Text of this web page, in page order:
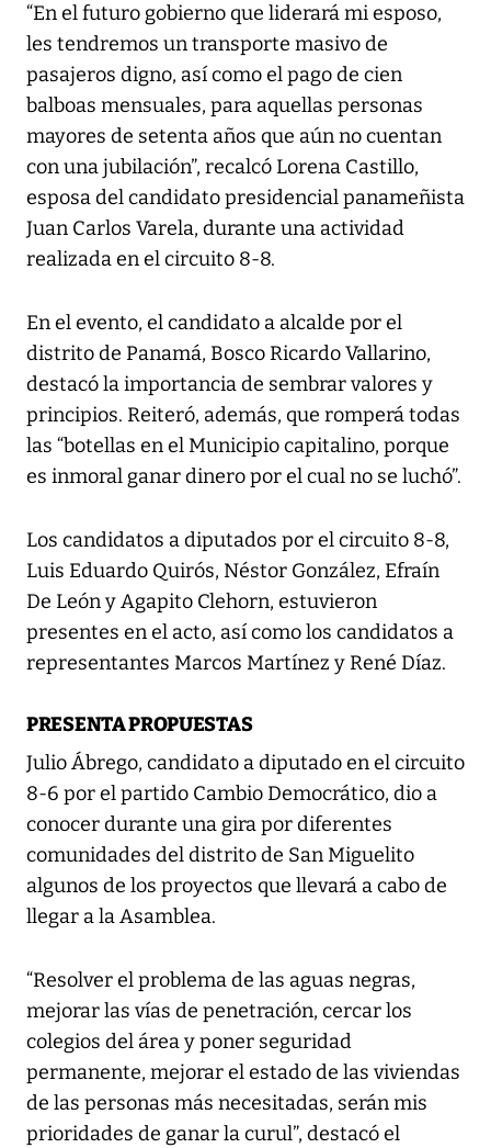
“En el futuro gobierno que liderará mi esposo,
les tendremos un transporte masivo de
pasajeros digno, así como el pago de cien
balboas mensuales, para aquellas personas
mayores de setenta años que aún no cuentan
con una jubilación”, recalcó Lorena Castillo,
esposa del candidato presidencial panameñista
Juan Carlos Varela, durante una actividad
realizada en el circuito 8-8.
En el evento, el candidato a alcalde por el
distrito de Panamá, Bosco Ricardo Vallarino,
destacó la importancia de sembrar valores y
principios. Reiteró, además, que romperá todas
las “botellas en el Municipio capitalino, porque
es inmoral ganar dinero por el cual no se luchó”.
Los candidatos a diputados por el circuito 8-8,
Luis Eduardo Quirós, Néstor González, Efraín
De León y Agapito Clehorn, estuvieron
presentes en el acto, así como los candidatos a
representantes Marcos Martínez y René Díaz.
PRESENTA PROPUESTAS
Julio Ábrego, candidato a diputado en el circuito
8-6 por el partido Cambio Democrático, dio a
conocer durante una gira por diferentes
comunidades del distrito de San Miguelito
algunos de los proyectos que llevará a cabo de
llegar a la Asamblea.
“Resolver el problema de las aguas negras,
mejorar las vías de penetración, cercar los
colegios del área y poner seguridad
permanente, mejorar el estado de las viviendas
de las personas más necesitadas, serán mis
prioridades de ganar la curul”, destacó el